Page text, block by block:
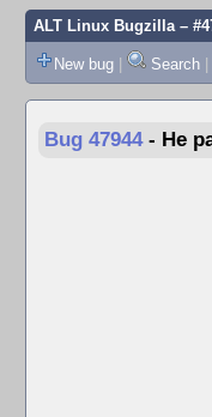
ALT Linux Bugzilla–
New bug | Search |
Bug 47944 - Не